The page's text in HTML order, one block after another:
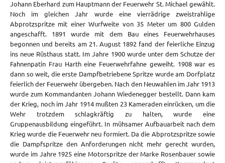
Johann Eberhard zum Hauptmann der Feuerwehr St. Michael gewählt.
Noch im gleichen Jahr wurde eine vierrädrige zweistrahlige
Abprotzspritze mit einer Wurfweite von 35 Meter um 800 Gulden
angeschafft. 1891 wurde mit dem Bau eines Feuerwehrhauses
begonnen und bereits am 21. August 1892 fand der feierliche Einzug
ins neue Rüsthaus statt. Im Jahre 1900 wurde unter dem Schutze der
Fahnenpatin Frau Harth eine Feuerwehrfahne geweiht. 1908 war es
dann so weit, die erste Dampfbetriebene Spritze wurde am Dorfplatz
feierlich der Feuerwehr übergeben. Nach den Neuwahlen im Jahr 1913
wurde zum Kommandanten Johann Wiedenegger bestellt. Dann kam
der Krieg, noch im Jahr 1914 mußten 23 Kameraden einrücken, um die
Wehr trotzdem schlagkräftig zu halten, wurde eine
Gruppenausbildung eingeführt. In mühsamer Aufbauarbeit nach dem
Krieg wurde die Feuerwehr neu formiert. Da die Abprotzspritze sowie
die Dampfspritze den Anforderungen nicht mehr gerecht wurden,
wurde im Jahre 1925 eine Motorspritze der Marke Rosenbauer sowie